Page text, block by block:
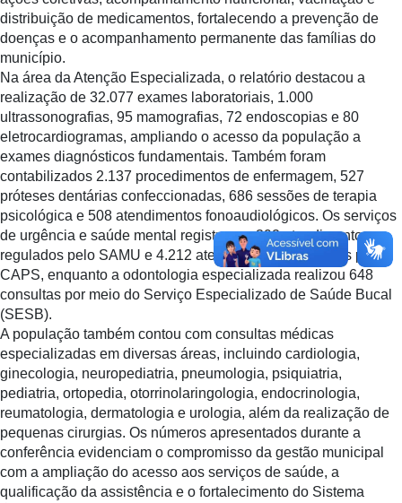
distribuição de medicamentos, fortalecendo a prevenção de
doenças e o acompanhamento permanente das famílias do
município.
Na área da Atenção Especializada, o relatório destacou a
realização de 32.077 exames laboratoriais, 1.000
ultrassonografias, 95 mamografias, 72 endoscopias e 80
eletrocardiogramas, ampliando o acesso da população a
exames diagnósticos fundamentais. Também foram
contabilizados 2.137 procedimentos de enfermagem, 527
próteses dentárias confeccionadas, 686 sessões de terapia
psicológica e 508 atendimentos fonoaudiológicos. Os serviços
de urgência e saúde mental registraram 392 atendimentos
regulados pelo SAMU e 4.212 atendimentos realizados pelo
CAPS, enquanto a odontologia especializada realizou 648
consultas por meio do Serviço Especializado de Saúde Bucal
(SESB).
A população também contou com consultas médicas
especializadas em diversas áreas, incluindo cardiologia,
ginecologia, neuropediatria, pneumologia, psiquiatria,
pediatria, ortopedia, otorrinolaringologia, endocrinologia,
reumatologia, dermatologia e urologia, além da realização de
pequenas cirurgias. Os números apresentados durante a
conferência evidenciam o compromisso da gestão municipal
com a ampliação do acesso aos serviços de saúde, a
qualificação da assistência e o fortalecimento do Sistema